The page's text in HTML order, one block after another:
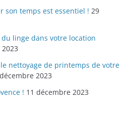
son temps est essentiel ! 29
linge dans votre location
nettoyage de printemps de votre
2023
! 11 décembre 2023